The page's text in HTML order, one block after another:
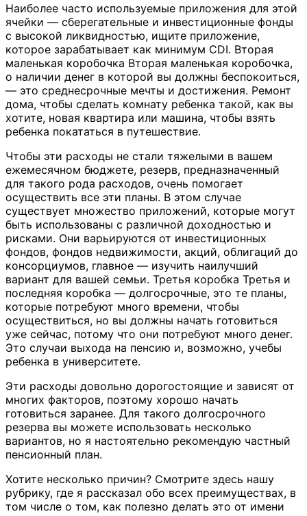
Наиболее часто используемые приложения для этой
ячейки — сберегательные и инвестиционные фонды
с высокой ликвидностью, ищите приложение,
которое зарабатывает как минимум CDI. Вторая
маленькая коробочка Вторая маленькая коробочка,
о наличии денег в которой вы должны беспокоиться,
— это среднесрочные мечты и достижения. Ремонт
дома, чтобы сделать комнату ребенка такой, как вы
хотите, новая квартира или машина, чтобы взять
ребенка покататься в путешествие.
Чтобы эти расходы не стали тяжелыми в вашем
ежемесячном бюджете, резерв, предназначенный
для такого рода расходов, очень помогает
осуществить все эти планы. В этом случае
существует множество приложений, которые могут
быть использованы с различной доходностью и
рисками. Они варьируются от инвестиционных
фондов, фондов недвижимости, акций, облигаций до
консорциумов, главное — изучить наилучший
вариант для вашей семьи. Третья коробка Третья и
последняя коробка — долгосрочные, это те планы,
которые потребуют много времени, чтобы
осуществиться, но вы должны начать готовиться
уже сейчас, потому что они потребуют много денег.
Это случаи выхода на пенсию и, возможно, учебы
ребенка в университете.
Эти расходы довольно дорогостоящие и зависят от
многих факторов, поэтому хорошо начать
готовиться заранее. Для такого долгосрочного
резерва вы можете использовать несколько
вариантов, но я настоятельно рекомендую частный
пенсионный план.
Хотите несколько причин? Смотрите здесь нашу
рубрику, где я рассказал обо всех преимуществах, в
том числе о том, как полезно делать это от имени